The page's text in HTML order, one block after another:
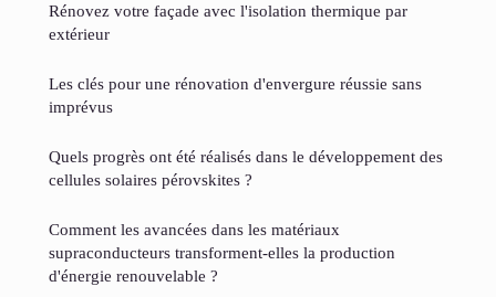
Rénovez votre façade avec l'isolation thermique par
extérieur
Les clés pour une rénovation d'envergure réussie sans
imprévus
Quels progrès ont été réalisés dans le développement des
cellules solaires pérovskites ?
Comment les avancées dans les matériaux
supraconducteurs transforment-elles la production
d'énergie renouvelable ?